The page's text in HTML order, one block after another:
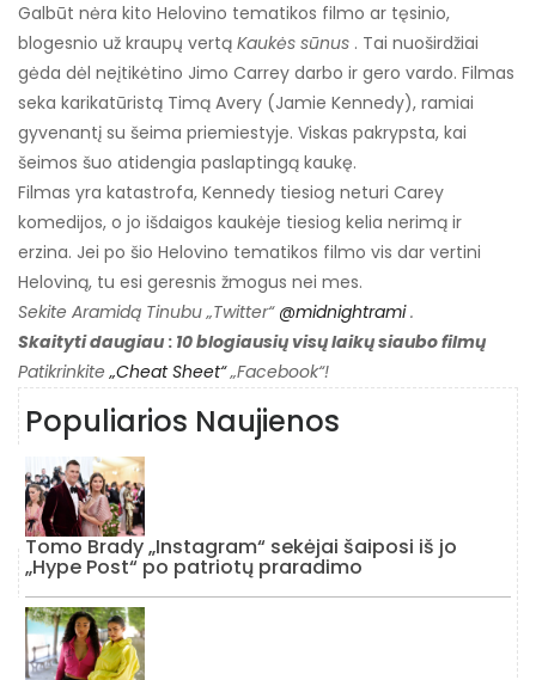
Galbūt nėra kito Helovino tematikos filmo ar tęsinio,
blogesnio už kraupų vertą Kaukės sūnus . Tai nuoširdžiai
gėda dėl neįtikėtino Jimo Carrey darbo ir gero vardo. Filmas
seka karikatūristą Timą Avery (Jamie Kennedy), ramiai
gyvenantį su šeima priemiestyje. Viskas pakrypsta, kai
šeimos šuo atidengia paslaptingą kaukę.
Filmas yra katastrofa, Kennedy tiesiog neturi Carey
komedijos, o jo išdaigos kaukėje tiesiog kelia nerimą ir
erzina. Jei po šio Helovino tematikos filmo vis dar vertini
Heloviną, tu esi geresnis žmogus nei mes.
Sekite Aramidą Tinubu „Twitter“ @midnightrami.
Skaityti daugiau : 10 blogiausių visų laikų siaubo filmų
Patikrinkite „Cheat Sheet“ „Facebook“!
Populiarios Naujienos
Tomo Brady „Instagram“ sekėjai šaiposi iš jo
„Hype Post“ po patriotų praradimo